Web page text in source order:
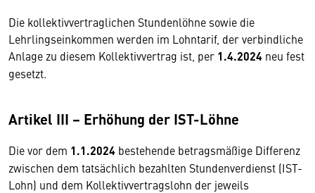
Die kollektivvertraglichen Stundenlöhne sowie die
Lehrlingseinkommen werden im Lohntarif, der verbindliche
Anlage zu diesem Kollektivvertrag ist, per 1.4.2024 neu fest
gesetzt.
Artikel III − Erhöhung der IST-Löhne
Die vor dem 1.1.2024 bestehende betragsmäßige Differenz
zwischen dem tatsächlich bezahlten Stundenverdienst (IST-
Lohn) und dem Kollektivvertragslohn der jeweils